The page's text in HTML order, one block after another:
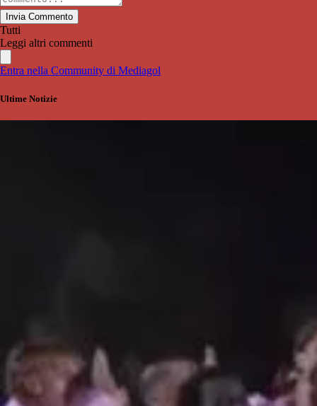
Invia Commento
Tutti
Leggi altri commenti
Entra nella Community di Mediagol
Ultime Notizie